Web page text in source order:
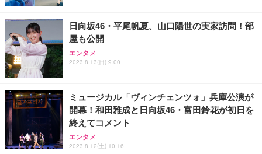
日向坂46・平尾帆夏、山口陽世の実家訪問！部
屋も公開
エンタメ
2023.8.13(日) 9:00
ミュージカル「ヴィンチェンツォ」兵庫公演が
開幕！和田雅成と日向坂46・富田鈴花が初日を
終えてコメント
エンタメ
2023.8.12(土) 10:16